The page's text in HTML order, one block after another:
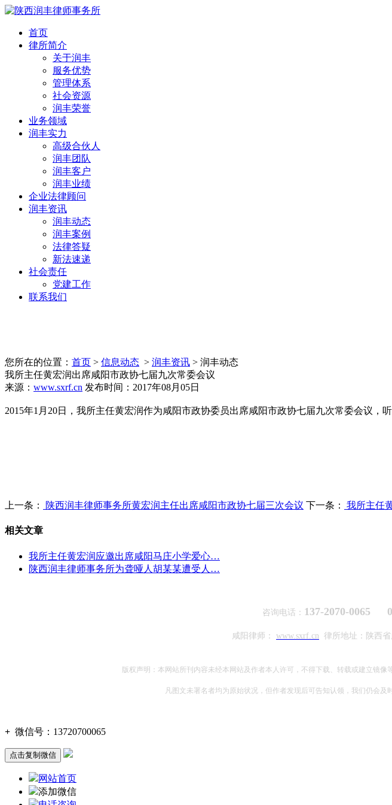
首页
律所简介
关于润丰
服务优势
管理体系
社会资源
润丰荣誉
业务领域
润丰实力
高级合伙人
润丰团队
润丰客户
润丰业绩
企业法律顾问
润丰资讯
润丰动态
润丰案例
法律答疑
新法速递
社会责任
党建工作
联系我们
您所在的位置： 首页 > 信息动态 > 润丰资讯 > 润丰动态
我所主任黄宏润出席咸阳市政协七届九次常委会议
来源： www.sxrf.cn 发布时间：2017年08月05日
2015年1月20日，我所主任黄宏润作为咸阳市政协委员出席咸阳市政协七届九次常委会议，
上一条： 陕西润丰律师事务所黄宏润主任出席咸阳市政协七届三次会议 下一条： 我所主任
相关文章
我所主任黄宏润应邀出席咸阳马庄小学爱心…
陕西润丰律师事务所为聋哑人胡某某遭受人…
咨询电话： 137-2070-0065
咸阳律师： www.sxrf.cn 律所地址：陕西
版权声明：本网站所刊内容未经本网站及作者本人许可，不得下载、转载或建立镜
凡图文未署名者均为原始状况，但作者发现后可告知认领，我们仍会
+ 微信号： 13720700065
点击复制微信
网站首页
添加微信